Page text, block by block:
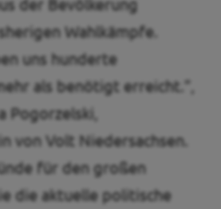
der Bevölkerung
Wahlkämpfe.
uns hunderte
als benötigt erreicht.”,
Pogorzelski,
von Volt Niedersachsen.
für den großen
die aktuelle politische